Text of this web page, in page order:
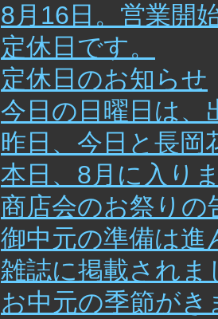
8月16日。営業開
定休日です。
定休日のお知らせ
今日の日曜日は、
昨日、今日と長岡
本日、8月に入り
商店会のお祭りの
御中元の準備は進
雑誌に掲載されま
お中元の季節がき